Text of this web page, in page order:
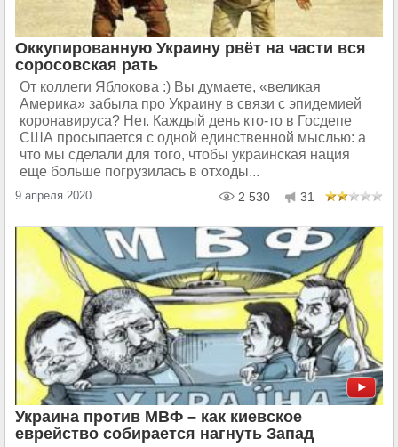
Оккупированную Украину рвёт на части вся
соросовская рать
От коллеги Яблокова :) Вы думаете, «великая
Америка» забыла про Украину в связи с эпидемией
коронавируса? Нет. Каждый день кто-то в Госдепе
США просыпается с одной единственной мыслью: а
что мы сделали для того, чтобы украинская нация
еще больше погрузилась в отходы...
9 апреля 2020 2 530 31
Украина против МВФ – как киевское
еврейство собирается нагнуть Запад